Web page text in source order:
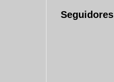
Seguidores